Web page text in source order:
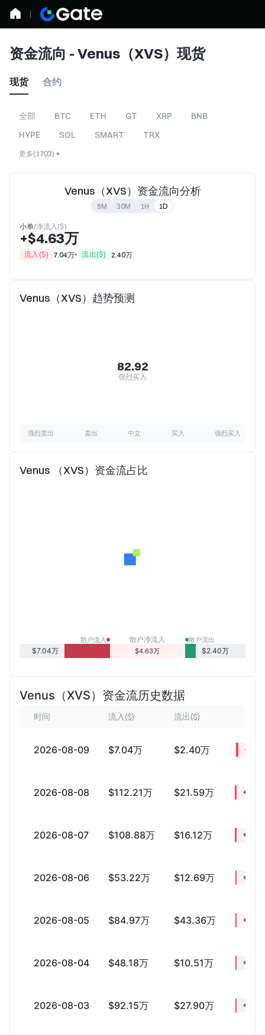
资金流向 - Venus（XVS）现货
现货 合约
全部 BTC ETH GT XRP
BNB
HYPE
SOL SMART TRX
更多(1703)
Venus（XVS）资金流向分析
5M 30M 1H 1D
小单/净流入($)
+$4.63万
流入($) 7.04万 流出($) 2.40万
Venus（XVS）趋势预测
82.92
强烈买入
强烈卖出 卖出 中立 买入 强烈买入
Venus （XVS）资金流占比
散户流入
$7.04万
散户净流入
$4.63万
散户流出
$2.40万
Venus（XVS）资金流历史数据
时间 流入($) 流出($)
2026-08-09 $7.04万 $2.40万
2026-08-08 $112.21万 $21.59万
2026-08-07 $108.88万 $16.12万
2026-08-06 $53.22万 $12.69万
2026-08-05 $84.97万 $43.36万
2026-08-04 $48.18万 $10.51万
2026-08-03 $92.15万 $27.90万